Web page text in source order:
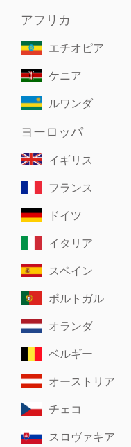
アフリカ
エチオピア
ケニア
ルワンダ
ヨーロッパ
イギリス
フランス
ドイツ
イタリア
スペイン
ポルトガル
オランダ
ベルギー
オーストリア
チェコ
スロヴァキア